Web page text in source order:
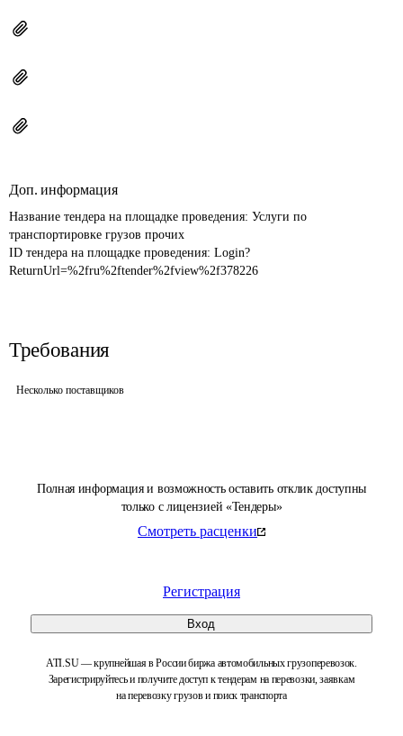
Полная информация и возможность оставить отклик доступны
только с лицензией «Тендеры»
Смотреть расценки
Регистрация
Вход
ATI.SU — крупнейшая в России биржа автомобильных грузоперевозок.
Зарегистрируйтесь и получите доступ к тендерам на перевозки, заявкам
на перевозку грузов и поиск транспорта
Доп. информация
Название тендера на площадке проведения: Услуги по
транспортировке грузов прочих
ID тендера на площадке проведения: Login?
ReturnUrl=%2fru%2ftender%2fview%2f378226
Требования
Несколько поставщиков